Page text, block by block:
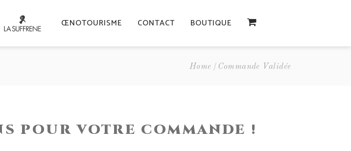
ŒNOTOURISME CONTACT BOUTIQUE
Home Commande Validée
POUR VOTRE COMMANDE !